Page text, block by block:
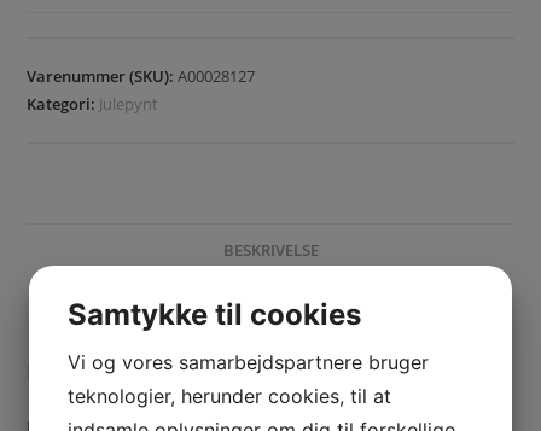
Varenummer (SKU):A00028127
Kategori: Julepynt
BESKRIVELSE
YDERLIGERE INFORMATION
Beskrivelse
Samtykke til cookies
Vi og vores samarbejdspartnere bruger
teknologier, herunder cookies, til at